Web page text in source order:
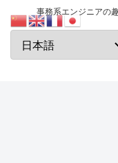
事務系エンジニアの